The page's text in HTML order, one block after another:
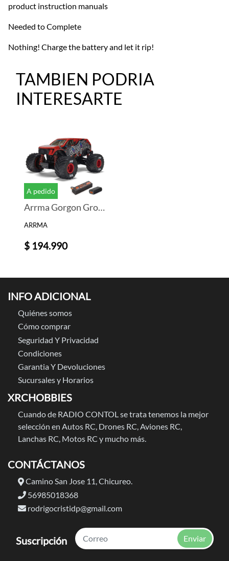
product instruction manuals
Needed to Complete
Nothing! Charge the battery and let it rip!
TAMBIEN PODRIA
INTERESARTE
A pedido
Arrma Gorgon Grom 4x4 1/16 RTR Brushed Monster Truck (Red) w/SLT2 2.4GHz Radio, Battery & Charger
ARRMA
$ 194.990
INFO ADICIONAL
Quiénes somos
Cómo comprar
Seguridad Y Privacidad
Condiciones
Garantia Y Devoluciones
Sucursales y Horarios
XRCHOBBIES
Cuando de RADIO CONTOL se trata tenemos la mejor
selección en Autos RC, Drones RC, Aviones RC,
Lanchas RC, Motos RC y mucho más.
CONTÁCTANOS
Camino San Jose 11, Chicureo.
56985018368
rodrigocristidp@gmail.com
Suscripción Enviar